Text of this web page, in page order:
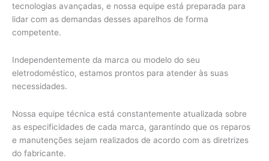
tecnologias avançadas, e nossa equipe está preparada para
lidar com as demandas desses aparelhos de forma
competente.
Independentemente da marca ou modelo do seu
eletrodoméstico, estamos prontos para atender às suas
necessidades.
Nossa equipe técnica está constantemente atualizada sobre
as especificidades de cada marca, garantindo que os reparos
e manutenções sejam realizados de acordo com as diretrizes
do fabricante.